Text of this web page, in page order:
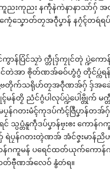
ကူညးကုညး နကဵုနဲကဲနာနာသာ်
ေံသၞောတ်တၠအဝဵုပၞာန် နဂၠံၚ်တရဴ
ာန်ပြံင်သၠာဲ က္တဵုဒှ်ကၠုင်တုဲ ပ္ဍဲက
င်တဲအာ ၜိုတ်ဏအ်ဓဝ်ဟွံဂွံ တိုင်ပ္ကဴ
ပ္ဍဲဗတိုက်သရိုဟ်တၠအဝဵုဏအ်ဂှ် ဒှ်အ
မန်တၟိ ညံင်ဂွံပါလုပ်ပ္ဍဲပေါဲဗ္တိုက်
မပၠန်ဂတးမံၚ်ကုဒပ်ကံၚ်ဇြဳပၞာ
သ္ပပ္တံနူကဵုဒပ်ပၞာန်ဗၠးၜး ကော
ရဲပၠန်ဂတးတ္ၚဲဏအ် အံင်ဇၞးမာ
ာန်ဂကူမန် ပရေင်ထတ်ယုက်ကောန်
တ်ဗီုဏအ်လေဝ် နွံတဴရ။